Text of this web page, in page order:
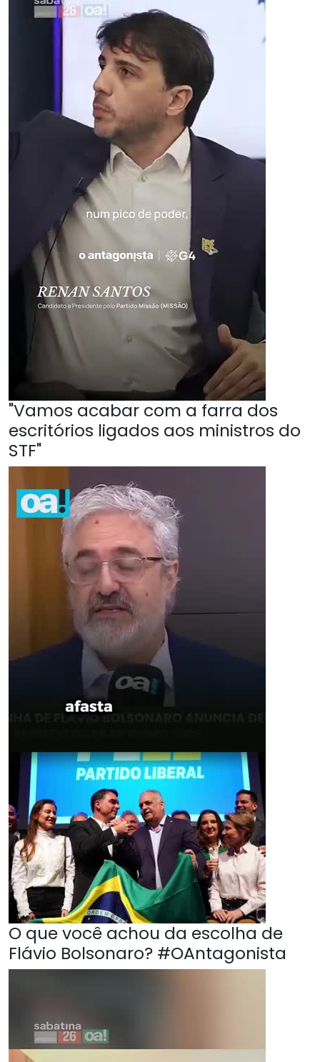
"Vamos acabar com a farra dos
escritórios ligados aos ministros do
STF"
O que você achou da escolha de
Flávio Bolsonaro? #OAntagonista